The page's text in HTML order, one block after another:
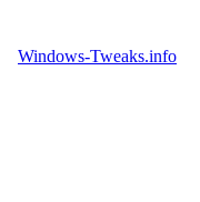
Windows-Tweaks.info